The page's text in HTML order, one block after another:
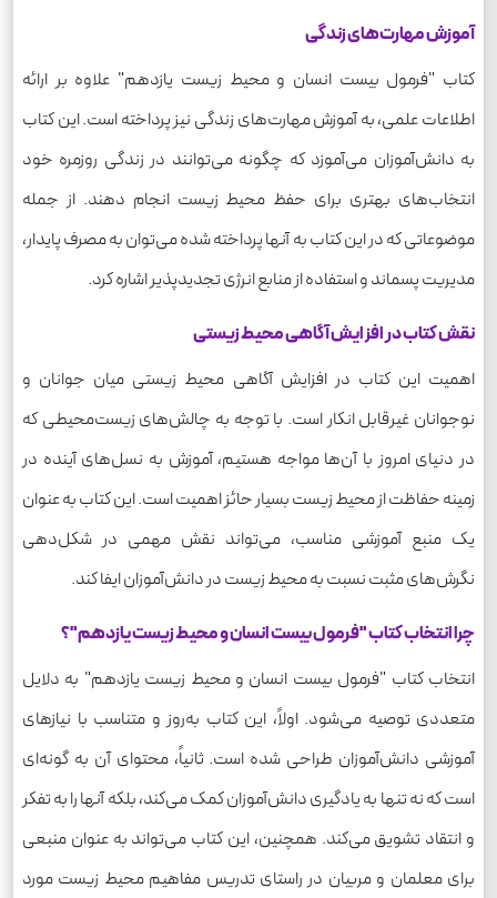
آموزش مهارت‌های زندگی
کتاب "فرمول بیست انسان و محیط زیست یازدهم" علاوه بر ارائه
اطلاعات علمی، به آموزش مهارت‌های زندگی نیز پرداخته است. این کتاب
به دانش‌آموزان می‌آموزد که چگونه می‌توانند در زندگی روزمره خود
انتخاب‌های بهتری برای حفظ محیط زیست انجام دهند. از جمله
موضوعاتی که در این کتاب به آنها پرداخته شده می‌توان به مصرف پایدار،
مدیریت پسماند و استفاده از منابع انرژی تجدیدپذیر اشاره کرد.
نقش کتاب در افزایش آگاهی محیط زیستی
اهمیت این کتاب در افزایش آگاهی محیط زیستی میان جوانان و
نوجوانان غیرقابل انکار است. با توجه به چالش‌های زیست‌محیطی که
در دنیای امروز با آن‌ها مواجه هستیم، آموزش به نسل‌های آینده در
زمینه حفاظت از محیط زیست بسیار حائز اهمیت است. این کتاب به عنوان
یک منبع آموزشی مناسب، می‌تواند نقش مهمی در شکل‌دهی
نگرش‌های مثبت نسبت به محیط زیست در دانش‌آموزان ایفا کند.
چرا انتخاب کتاب "فرمول بیست انسان و محیط زیست یازدهم"؟
انتخاب کتاب "فرمول بیست انسان و محیط زیست یازدهم" به دلایل
متعددی توصیه می‌شود. اولاً، این کتاب به‌روز و متناسب با نیازهای
آموزشی دانش‌آموزان طراحی شده است. ثانیاً، محتوای آن به گونه‌ای
است که نه تنها به یادگیری دانش‌آموزان کمک می‌کند، بلکه آنها را به تفکر
و انتقاد تشویق می‌کند. همچنین، این کتاب می‌تواند به عنوان منبعی
برای معلمان و مربیان در راستای تدریس مفاهیم محیط زیست مورد